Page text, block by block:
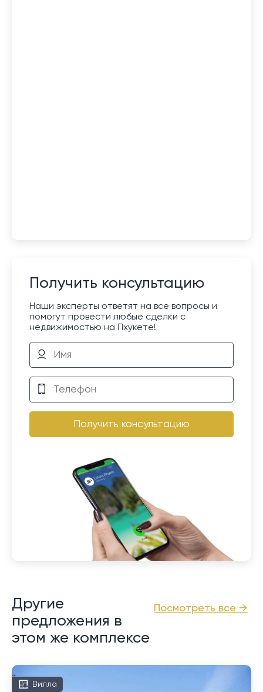
Получить консультацию
Наши эксперты ответят на все вопросы и
помогут провести любые сделки с
недвижимостью на Пхукете!
Получить консультацию
Посмотреть все →
Другие
предложения в
этом же комплексе
Вилла